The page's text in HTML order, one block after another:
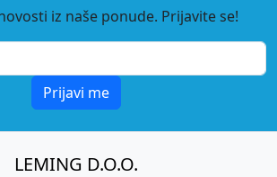
iz naše ponude. Prijavite se!
Prijavi me
LEMING D.O.O.